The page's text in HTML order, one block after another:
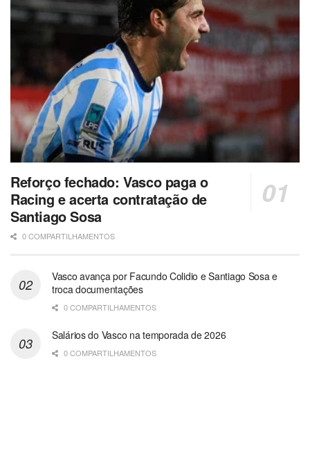
Reforço fechado: Vasco paga o
Racing e acerta contratação de
Santiago Sosa
0 COMPARTILHAMENTOS
Vasco avança por Facundo Colidio e Santiago Sosa e
troca documentações
0 COMPARTILHAMENTOS
Salários do Vasco na temporada de 2026
0 COMPARTILHAMENTOS